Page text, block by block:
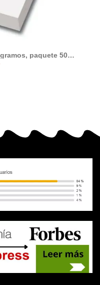
paquete 500